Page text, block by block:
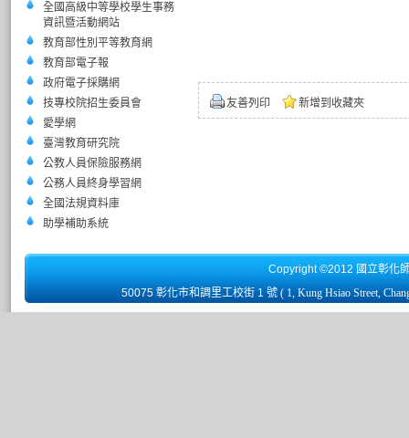
全國高級中等學校學生事務
資訊暨活動網站
教育部性別平等教育網
教育部電子報
政府電子採購網
技專校院招生委員會
愛學網
臺灣教育研究院
公教人員保險服務網
公務人員終身學習網
全國法規資料庫
助學補助系統
友善列印 新增到收藏夾
Copyright ©2012 國立彰化
50075 彰化市和調里工校街 1 號 ( 1, Kung Hsiao Street,